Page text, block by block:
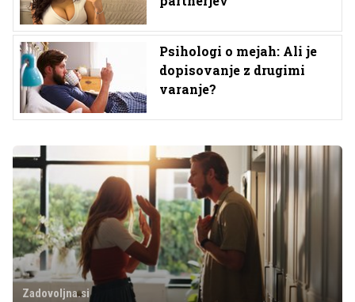
Psihologi o mejah: Ali je
dopisovanje z drugimi
varanje?
Zadovoljna.si